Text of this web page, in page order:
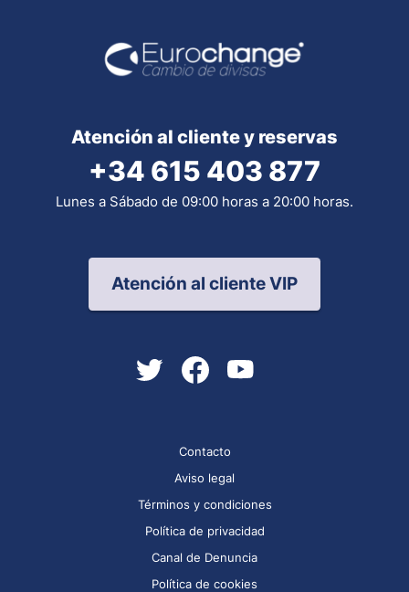
Atención al cliente y reservas
+34 615 403 877
Lunes a Sábado de 09:00 horas a 20:00 horas.
Atención al cliente VIP
Contacto
Aviso legal
Términos y condiciones
Política de privacidad
Canal de Denuncia
Política de cookies